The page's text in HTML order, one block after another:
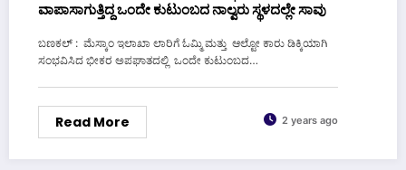
ವಾಪಾಸಾಗುತ್ತಿದ್ದ ಒಂದೇ ಕುಟುಂಬದ ನಾಲ್ವರು ಸ್ಥಳದಲ್ಲೇ ಸಾವು
ಬಣಕಲ್ : ಮೆಸ್ಕಾಂ ಇಲಾಖಾ ಲಾರಿಗೆ ಓಮ್ಮಿ ಮತ್ತು ಆಲ್ಟೋ ಕಾರು ಡಿಕ್ಕಿಯಾಗಿ
ಸಂಭವಿಸಿದ ಭೀಕರ ಅಪಘಾತದಲ್ಲಿ ಒಂದೇ ಕುಟುಂಬದ…
Read More 2 years ago